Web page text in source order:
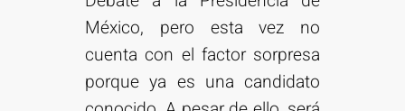
México, pero esta vez no
cuenta con el factor sorpresa
porque ya es una candidato